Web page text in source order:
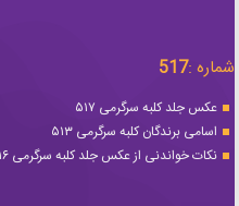
شماره :517
عکس جلد کلبه سرگرمی ۵۱۷
اسامی برندگان کلبه سرگرمی ۵۱۳
نکات خواندنی از عکس جلد کلبه سرگرمی ۵۱۶